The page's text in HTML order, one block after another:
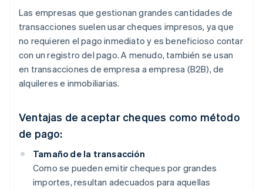
Las empresas que gestionan grandes cantidades de
transacciones suelen usar cheques impresos, ya que
no requieren el pago inmediato y es beneficioso contar
con un registro del pago. A menudo, también se usan
en transacciones de empresa a empresa (B2B), de
alquileres e inmobiliarias.
Ventajas de aceptar cheques como método
de pago:
Tamaño de la transacción
Como se pueden emitir cheques por grandes
importes, resultan adecuados para aquellas